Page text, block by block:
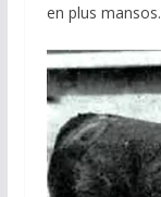
en plus mansos.